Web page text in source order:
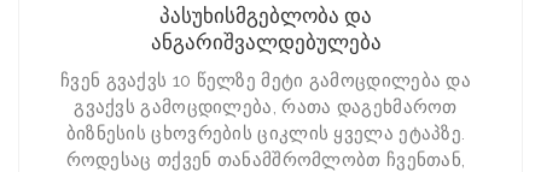
პასუხისმგებლობა და
ანგარიშვალდებულება
ჩვენ გვაქვს 10 წელზე მეტი გამოცდილება და
გვაქვს გამოცდილება, რათა დაგეხმაროთ
ბიზნესის ცხოვრების ციკლის ყველა ეტაპზე.
როდესაც თქვენ თანამშრომლობთ ჩვენთან,